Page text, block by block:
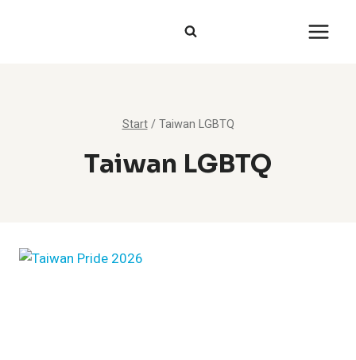
Start / Taiwan LGBTQ
Taiwan LGBTQ